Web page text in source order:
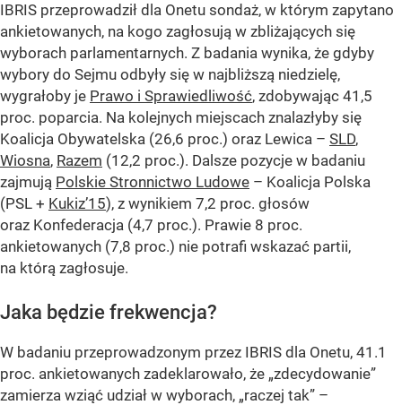
IBRIS przeprowadził dla Onetu sondaż, w którym zapytano
ankietowanych, na kogo zagłosują w zbliżających się
wyborach parlamentarnych. Z badania wynika, że gdyby
wybory do Sejmu odbyły się w najbliższą niedzielę,
wygrałoby je Prawo i Sprawiedliwość, zdobywając 41,5
proc. poparcia. Na kolejnych miejscach znalazłyby się
Koalicja Obywatelska (26,6 proc.) oraz Lewica – SLD,
Wiosna, Razem (12,2 proc.). Dalsze pozycje w badaniu
zajmują Polskie Stronnictwo Ludowe – Koalicja Polska
(PSL + Kukiz’15), z wynikiem 7,2 proc. głosów
oraz Konfederacja (4,7 proc.). Prawie 8 proc.
ankietowanych (7,8 proc.) nie potrafi wskazać partii,
na którą zagłosuje.
Jaka będzie frekwencja?
W badaniu przeprowadzonym przez IBRIS dla Onetu, 41.1
proc. ankietowanych zadeklarowało, że „zdecydowanie”
zamierza wziąć udział w wyborach, „raczej tak” –